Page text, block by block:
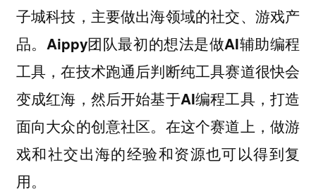
子城科技，主要做出海领域的社交、游戏产
品。 Aippy团队最初的想法是做AI辅助编程
工具，在技术跑通后判断纯工具赛道很快会
变成红海，然后开始基于AI编程工具，打造
面向大众的创意社区。在这个赛道上，做游
戏和社交出海的经验和资源也可以得到复
用。